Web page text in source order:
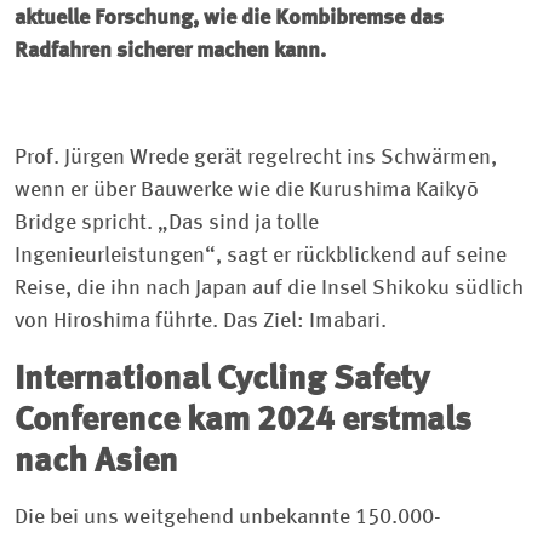
aktuelle Forschung, wie die Kombibremse das
Radfahren sicherer machen kann.
Prof. Jürgen Wrede gerät regelrecht ins Schwärmen,
wenn er über Bauwerke wie die Kurushima Kaikyō
Bridge spricht. „Das sind ja tolle
Ingenieurleistungen“, sagt er rückblickend auf seine
Reise, die ihn nach Japan auf die Insel Shikoku südlich
von Hiroshima führte. Das Ziel: Imabari.
International Cycling Safety
Conference kam 2024 erstmals
nach Asien
Die bei uns weitgehend unbekannte 150.000-